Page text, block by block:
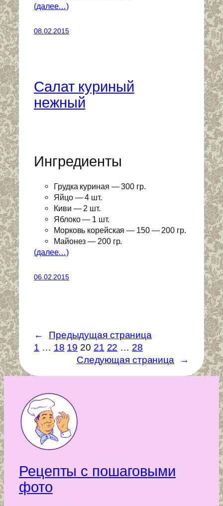
(далее…)
08.02.2015
Салат куриный
нежный
Ингредиенты
Грудка куриная — 300 гр.
Яйцо — 4 шт.
Киви — 2 шт.
Яблоко — 1 шт.
Морковь корейская — 150 — 200 гр.
Майонез — 200 гр.
(далее…)
06.02.2015
←
Предыдущая страница
1 … 18 19 20 21 22 … 28
Следующая страница
→
Рецепты с пошаговыми
фото